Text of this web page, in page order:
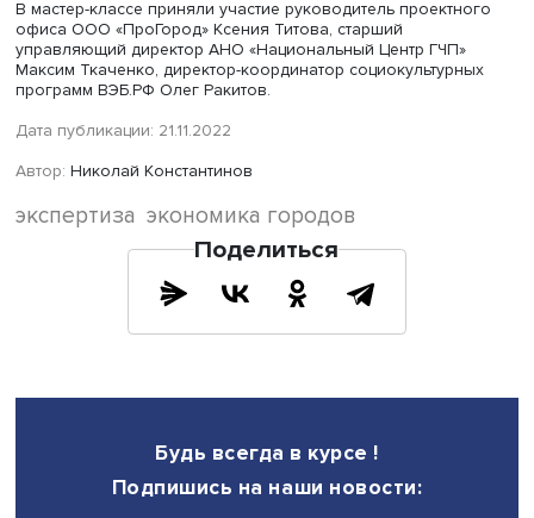
города приходится 0,9 комнаты. По этому показателю
Российская Федерация отстает от стран ОЭСР вдвое.
В образовании ситуация такая: 59% взрослых горожан
России имеют высшее образование, что выше, чем в
(46%). Но 81,6% россиян проживают в 20-минутной
(90,5%).
Николай Цехомский также рассказал, что 73% горожан
в 10 минутах ходьбы от остановок общественного
или учебы на велосипедах или самокатах (сейчас это
водой, соответствующей стандартам, но только 58%
управляющий директор АНО «Национальный Центр
Максим Ткаченко, директор-координатор
программ ВЭБ.РФ Олег Ракитов.